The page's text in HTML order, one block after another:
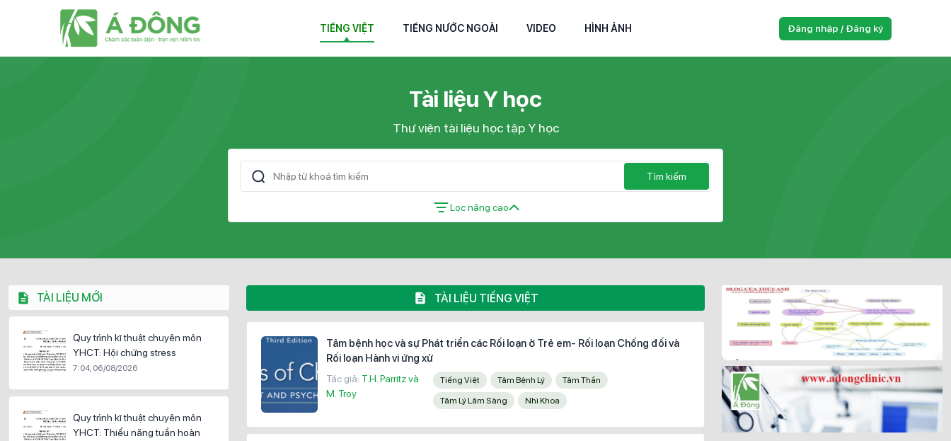
TIẾNG VIỆT TIẾNG NƯỚC NGOÀI VIDEO HÌNH ẢNH Đăng nhập / Đăng ký
Tài liệu Y học
Thư viện tài liệu học tập Y học
Tìm kiếm
Lọc nâng cao
TÀI LIỆU MỚI
Quy trình kĩ thuật chuyên môn
YHCT: Hội chứng stress
7:04, 06/08/2026
Quy trình kĩ thuật chuyên môn
YHCT: Thiểu năng tuần hoàn
TÀI LIỆU TIẾNG VIỆT
Tâm bệnh học và sự Phát triển các Rối loạn ở Trẻ em- Rối loạn Chống đối và
Rối loạn Hành vi ứng xử
Tác giả: T.H. Parritz và
M. Troy
Tiếng Việt Tâm Bệnh Lý Tâm Thần
Tâm Lý Lâm Sàng Nhi Khoa